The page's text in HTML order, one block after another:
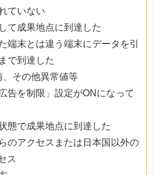
ていない
て成果地点に到達した
端末とは違う端末にデータを引
で到達した
、その他異常値等
告を制限」設定がONになって
態で成果地点に到達した
のアクセスまたは日本国以外の
ス